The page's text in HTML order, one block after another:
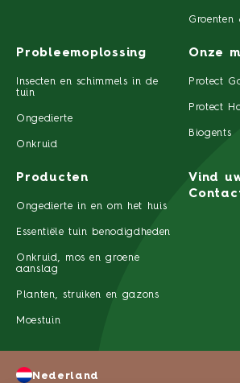
Probleemoplossing
Insecten en schimmels in de
tuin
Ongedierte
Onkruid
Onze
Protect
Protect
Biogents
Producten
Ongedierte in en om het huis
Essentiële tuin benodigdheden
Onkruid, mos en groene
aanslag
Planten, struiken en gazons
Moestuin
Vind
Nederland